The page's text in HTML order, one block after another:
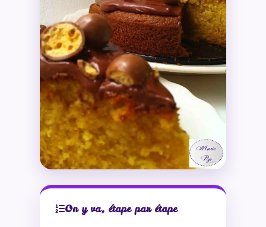
On y va, étape par étape